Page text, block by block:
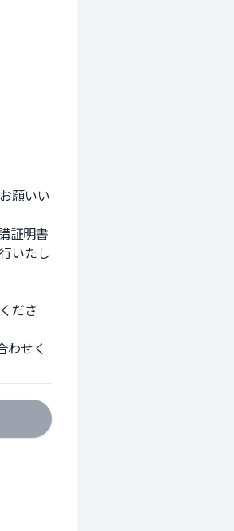
願いい
証明書
いたし
ださ
せく